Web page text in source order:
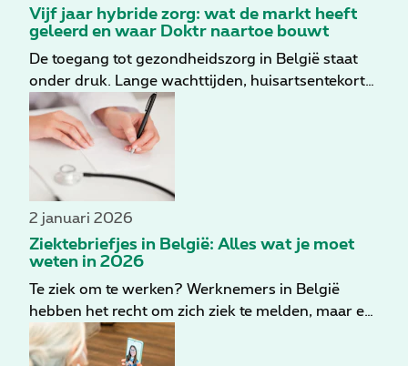
Vijf jaar hybride zorg: wat de markt heeft
geleerd en waar Doktr naartoe bouwt
De toegang tot gezondheidszorg in België staat
onder druk. Lange wachttijden, huisartsentekort
en de druk op mentale ondersteuning houden
hybride zorg hoog op de agenda. Vijf jaar
praktijkervaring tonen dat de vraag niet langer is
óf digitale zorg een plaats heeft, maar hoe ze
duurzaam, vertrouwd en goed geïntegreerd kan
opschalen. Vanuit die realiteit kijkt Doktr niet
alleen terug naar de laatste vijf jaar, maar ook
vooruit naar de volgende bouwfase van hybride
2 januari 2026
Ziektebriefjes in België: Alles wat je moet
weten in 2026
Te ziek om te werken? Werknemers in België
hebben het recht om zich ziek te melden, maar er
zijn specifieke regels en wetten die deze praktijk
reguleren. In deze blogpost zullen we dieper